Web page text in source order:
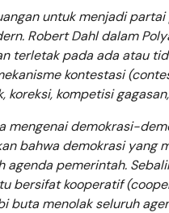
untuk menjadi
Robert Dahl dalam
terletak pada ada atau
kontestasi
koreksi, kompetisi
mengenai demokrasi-
bahwa demokrasi
agenda pemerintah.
bersifat kooperatif
buta menolak seluruh